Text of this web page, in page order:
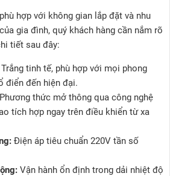
hợp với không gian lắp đặt và nhu
gia đình, quý khách hàng cần nắm rõ
tiết sau đây:
Trắng tinh tế, phù hợp với mọi phong
điển đến hiện đại.
Phương thức mở thông qua công nghệ
tích hợp ngay trên điều khiển từ xa
Điện áp tiêu chuẩn 220V tần số
Vận hành ổn định trong dải nhiệt độ